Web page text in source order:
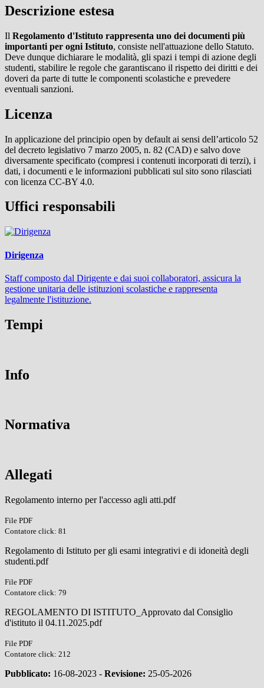
Descrizione estesa
Il Regolamento d'Istituto rappresenta uno dei documenti più
importanti per ogni Istituto, consiste nell'attuazione dello Statuto.
Deve dunque dichiarare le modalità, gli spazi i tempi di azione degli
studenti, stabilire le regole che garantiscano il rispetto dei diritti e dei
doveri da parte di tutte le componenti scolastiche e prevedere
eventuali sanzioni.
Licenza
In applicazione del principio open by default ai sensi dell’articolo 52
del decreto legislativo 7 marzo 2005, n. 82 (CAD) e salvo dove
diversamente specificato (compresi i contenuti incorporati di terzi), i
dati, i documenti e le informazioni pubblicati sul sito sono rilasciati
con licenza CC-BY 4.0.
Uffici responsabili
Dirigenza
Staff composto dal Dirigente e dai suoi collaboratori, assicura la
gestione unitaria delle istituzioni scolastiche e rappresenta
legalmente l'istituzione.
Tempi
Info
Normativa
Allegati
Regolamento interno per l'accesso agli atti.pdf
File PDF
Contatore click: 81
Regolamento di Istituto per gli esami integrativi e di idoneità degli
studenti.pdf
File PDF
Contatore click: 79
REGOLAMENTO DI ISTITUTO_Approvato dal Consiglio
d'istituto il 04.11.2025.pdf
File PDF
Contatore click: 212
Pubblicato: 16-08-2023 - Revisione: 25-05-2026